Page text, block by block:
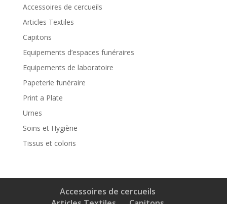
Accessoires de cercueils
Articles Textiles
Capitons
Equipements d’espaces funéraires
Equipements de laboratoire
Papeterie funéraire
Print a Plate
Urnes
Soins et Hygiène
Tissus et coloris
Accessoires de cercueils